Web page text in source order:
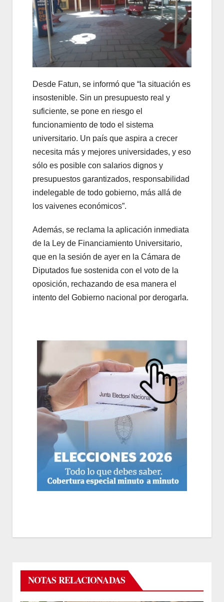
Desde Fatun, se informó que “la situación es
insostenible. Sin un presupuesto real y
suficiente, se pone en riesgo el
funcionamiento de todo el sistema
universitario. Un país que aspira a crecer
necesita más y mejores universidades, y eso
sólo es posible con salarios dignos y
presupuestos garantizados, responsabilidad
indelegable de todo gobierno, más allá de
los vaivenes económicos”.
Además, se reclama la aplicación inmediata
de la Ley de Financiamiento Universitario,
que en la sesión de ayer en la Cámara de
Diputados fue sostenida con el voto de la
oposición, rechazando de esa manera el
intento del Gobierno nacional por derogarla.
NOTAS RELACIONADAS